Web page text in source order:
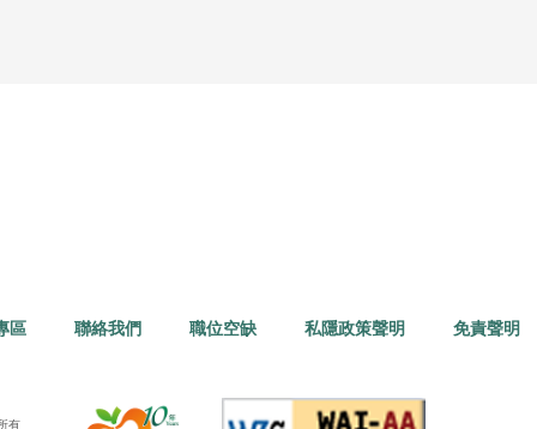
區 聯絡我們 職位空缺 私隱政策聲明 免責聲明
有